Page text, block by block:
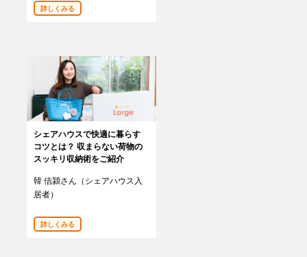
詳しくみる
シェアハウスで快適に暮らす
コツとは？ 収まらない荷物の
スッキリ収納術をご紹介
韓 佶潁さん（シェアハウス入
居者）
詳しくみる